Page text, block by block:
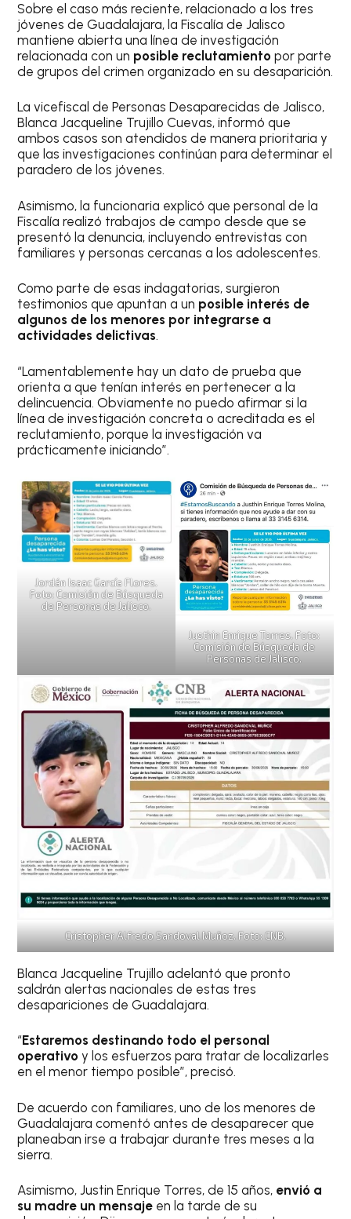
Sobre el caso más reciente, relacionado a los tres
jóvenes de Guadalajara, la Fiscalía de Jalisco
mantiene abierta una línea de investigación
relacionada con un posible reclutamiento por parte
de grupos del crimen organizado en su desaparición.
La vicefiscal de Personas Desaparecidas de Jalisco,
Blanca Jacqueline Trujillo Cuevas, informó que
ambos casos son atendidos de manera prioritaria y
que las investigaciones continúan para determinar el
paradero de los jóvenes.
Asimismo, la funcionaria explicó que personal de la
Fiscalía realizó trabajos de campo desde que se
presentó la denuncia, incluyendo entrevistas con
familiares y personas cercanas a los adolescentes.
Como parte de esas indagatorias, surgieron
testimonios que apuntan a un posible interés de
algunos de los menores por integrarse a
actividades delictivas.
“Lamentablemente hay un dato de prueba que
orienta a que tenían interés en pertenecer a la
delincuencia. Obviamente no puedo afirmar si la
línea de investigación concreta o acreditada es el
reclutamiento, porque la investigación va
prácticamente iniciando”.
Jordán Isaac García Flores.
Foto: Comisión de Búsqueda
de Personas de Jalisco.
Justhin Enrique Torres. Foto:
Comisión de Búsqueda de
Personas de Jalisco.
Cristopher Alfredo Sandoval Muñoz. Foto: CNB.
Blanca Jacqueline Trujillo adelantó que pronto
saldrán alertas nacionales de estas tres
desapariciones de Guadalajara.
“Estaremos destinando todo el personal
operativo y los esfuerzos para tratar de localizarles
en el menor tiempo posible”, precisó.
De acuerdo con familiares, uno de los menores de
Guadalajara comentó antes de desaparecer que
planeaban irse a trabajar durante tres meses a la
sierra.
Asimismo, Justin Enrique Torres, de 15 años, envió a
su madre un mensaje en la tarde de su